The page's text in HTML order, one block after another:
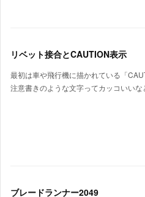
リベット接合とCAUTION表示
最初は車や飛行機に描かれている「
注意書きのような文字ってカッコいい
ブレードランナー2049